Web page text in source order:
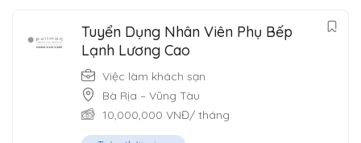
Tuyển Dụng Nhân Viên Phụ Bếp
Lạnh Lương Cao
Việc làm khách sạn
Bà Rịa – Vũng Tàu
10,000,000 VNĐ/ tháng